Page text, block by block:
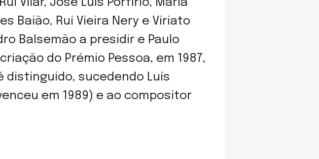
Vilar, José Luís Porfírio, Maria
Baião, Rui Vieira Nery e Viriato
Balsemão a presidir e Paulo
do Prémio Pessoa, em 1987,
distinguido, sucedendo Luís
em 1989) e ao compositor